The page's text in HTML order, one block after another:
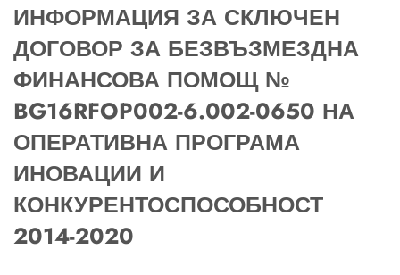
ИНФОРМАЦИЯ ЗА СКЛЮЧЕН
ДОГОВОР ЗА БЕЗВЪЗМЕЗДНА
ФИНАНСОВА ПОМОЩ №
BG16RFOP002-6.002-0650 НА
ОПЕРАТИВНА ПРОГРАМА
ИНОВАЦИИ И
КОНКУРЕНТОСПОСОБНОСТ
2014-2020